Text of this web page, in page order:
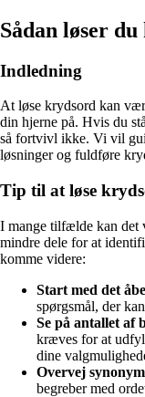
Sådan løser
Indledning
At løse krydsord kan
din hjerne på. Hvis du
så fortvivl ikke. Vi vil
løsninger og fuldføre
Tip til at løse
I mange tilfælde kan
mindre dele for at
komme videre:
Start med det
spørgsmål, der
Se på antallet af
kræves for at
dine
Overvej
begreber med